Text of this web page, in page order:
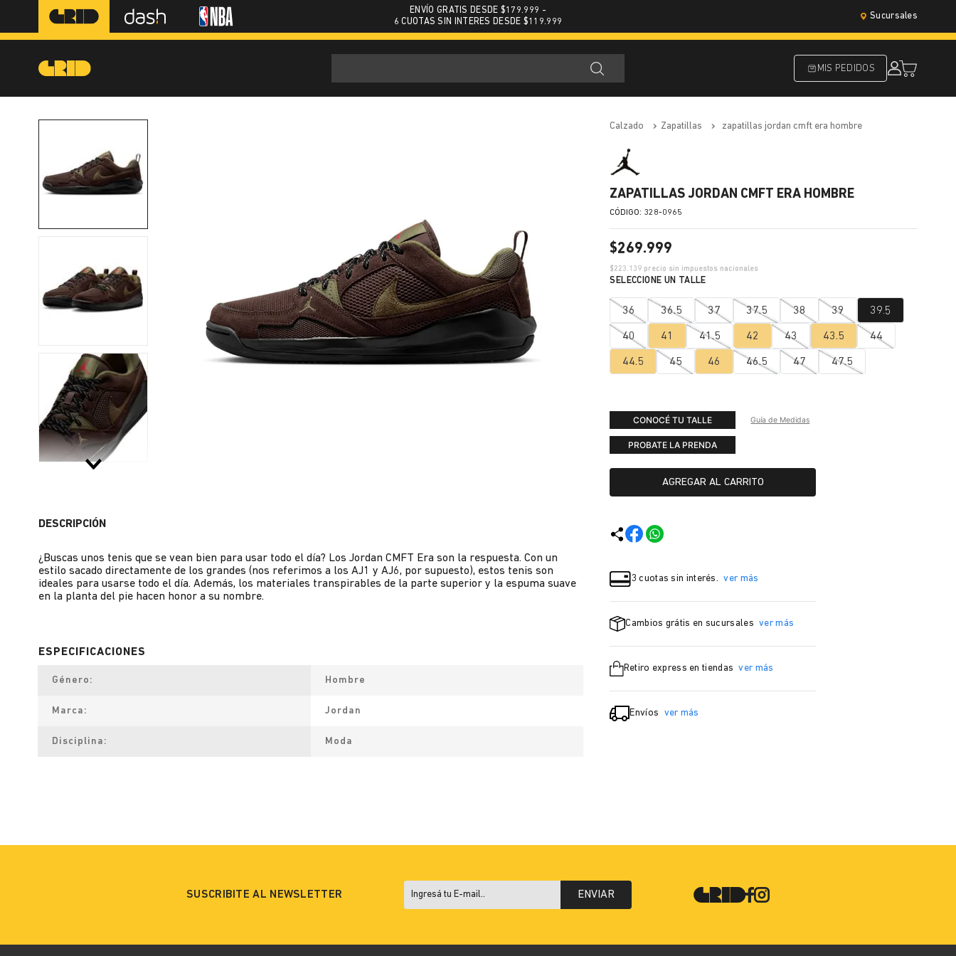
ENVÍO GRATIS DESDE $179.999 -
6 CUOTAS SIN INTERES DESDE $119.999
Sucursales
MIS PEDIDOS
DESCRIPCIÓN
¿Buscas unos tenis que se vean bien para usar todo el día? Los Jordan CMFT Era son la respuesta. Con un
estilo sacado directamente de los grandes (nos referimos a los AJ1 y AJ6, por supuesto), estos tenis son
ideales para usarse todo el día. Además, los materiales transpirables de la parte superior y la espuma suave
en la planta del pie hacen honor a su nombre.
Género Hombre
Marca Jordan
Disciplina Moda
calzado zapatillas zapatillas jordan cmft era hombre
ZAPATILLAS JORDAN CMFT ERA HOMBRE
: 328-0965
$269.999
$223.139 precio sin impuestos nacionales
36 36.5 37 37.5 38 39 39.5
40 41 41.5 42 43 43.5 44
44.5 45 46 46.5 47 47.5
CONOCÉ TU TALLE Guía de Medidas
PROBATE LA PRENDA
AGREGAR AL CARRITO
3 cuotas sin interés. ver más
Cambios grátis en sucursales ver más
Retiro express en tiendas ver más
Envíos ver más
SUSCRIBITE AL NEWSLETTER ENVIAR